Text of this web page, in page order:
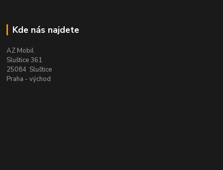
Kde nás najdete
AZ Mobil
Sluštice 361
25084 Sluštice
Praha - východ